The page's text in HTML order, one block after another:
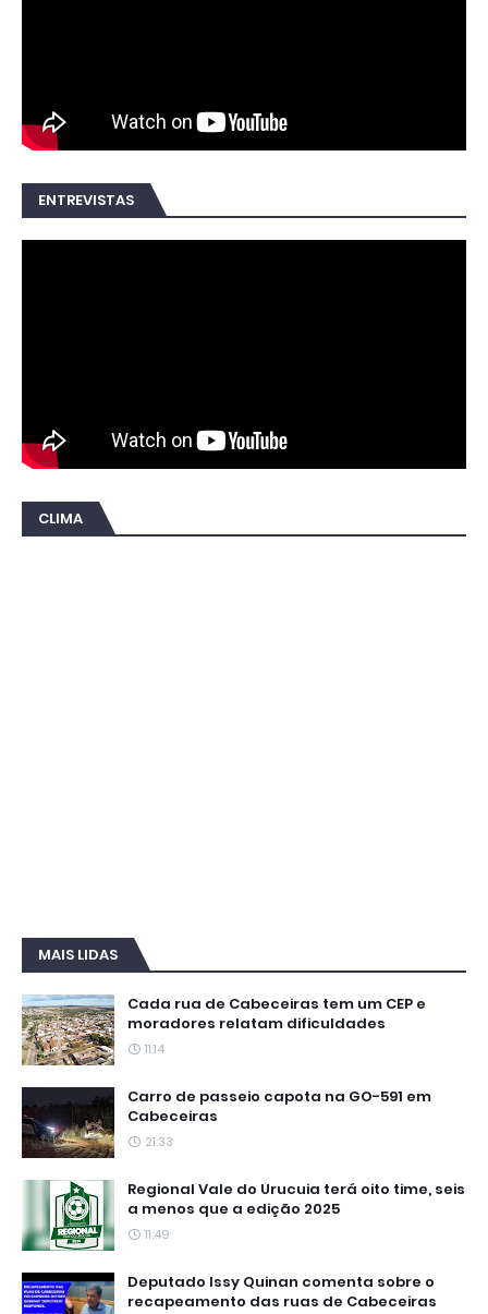
ENTREVISTAS
CLIMA
MAIS LIDAS
Cada rua de Cabeceiras tem um CEP e
moradores relatam dificuldades
11:14
Carro de passeio capota na GO-591 em
Cabeceiras
21:33
Regional Vale do Urucuia terá oito time, seis
a menos que a edição 2025
11:49
Deputado Issy Quinan comenta sobre o
recapeamento das ruas de Cabeceiras